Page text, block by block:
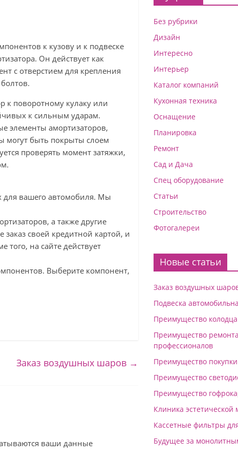
к кузову и к подвеске
Он действует как
с отверстием для крепления
к поворотному кулаку или
к сильным ударам.
элементы амортизаторов,
могут быть покрыты слоем
проверять момент затяжки,
для вашего автомобиля. Мы
а также другие
своей кредитной картой, и
того, на сайте действует
Выберите компонент,
Заказ воздушных шаров →
ваши данные
Без рубрики
Дизайн
Интересно
Интерьер
Каталог компаний
Кухонная техника
Оснащение
Планировка
Ремонт
Сад и Дача
Спец оборудование
Статьи
Строительство
Фотогалереи
Новые статьи
Заказ воздушных
Подвеска
Преимущество
Преимущество
профессионалов
Преимущество покупки
Преимущество
Преимущество
Клиника
Кассетные фильтры
Будущее за